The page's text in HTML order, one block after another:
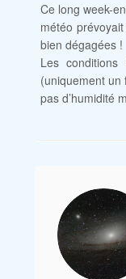
Ce long week-
météo
bien dégagées !
Les
(uniquement
pas d’humidité